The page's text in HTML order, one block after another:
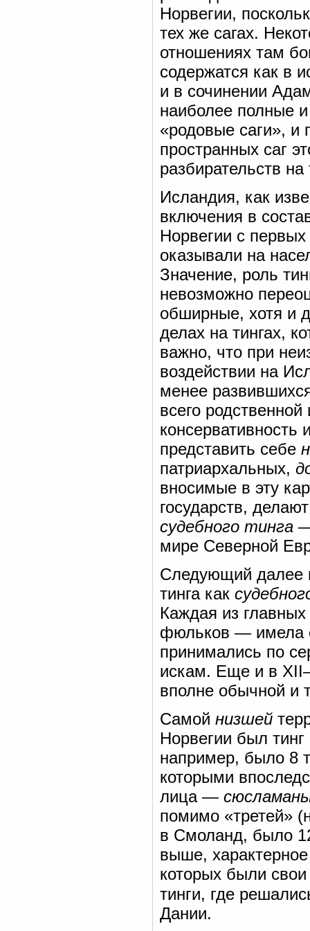
Норвегии,
тех же сагах.
отношениях там
содержатся как в
и в сочинении
наиболее полные
«родовые саги», и
пространных саг
разбирательств на
Исландия, как
включения в
Норвегии с
оказывали на
Значение, роль
невозможно
обширные, хотя и
делах на тингах,
важно, что при
воздействии на
менее
всего
консервативность
представить себе
патриархальных,
вносимые в эту
государств,
судебного тинга
мире Северной
Следующий далее
тинга как
Каждая из
фюльков — имела
принимались по
искам. Еще и в
вполне обычной и
Самой низшей
Норвегии был
например, было 8
которыми
лица —
помимо «третей»
в Смоланд, было
выше,
которых были
тинги, где
Дании.